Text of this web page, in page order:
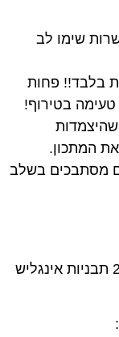
שימו לב
בלבד!! פחות
בטירוף!
המתכון.
מסתבכים בשלב
2 תבניות אינגליש